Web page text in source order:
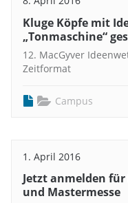
Kluge Köpfe mit
„Tonmaschine“
12. MacGyver
Zeitformat
Campus
1. April 2016
Jetzt anmelden
und Mastermesse